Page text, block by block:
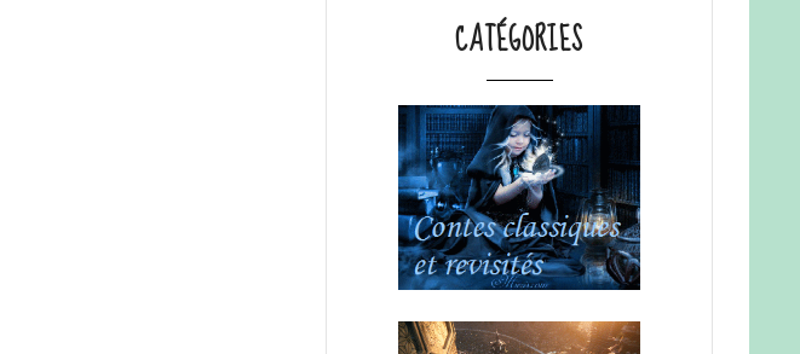
CATÉGORIES